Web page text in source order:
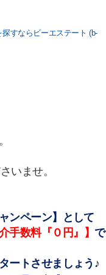
すならビーエステート (b-
いませ。
ンペーン】として
介手数料『０円』】 で
ートさせましょう♪